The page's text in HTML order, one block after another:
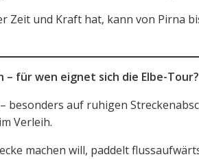
Zeit und Kraft hat, kann von Pirna
für wen eignet sich die Elbe-Tour?
besonders auf ruhigen
Verleih.
machen will, paddelt